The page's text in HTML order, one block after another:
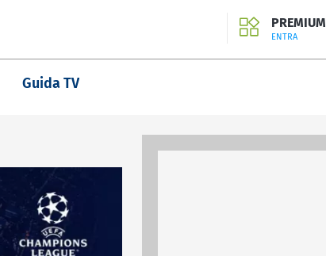
PREMIUM
ENTRA
Guida TV